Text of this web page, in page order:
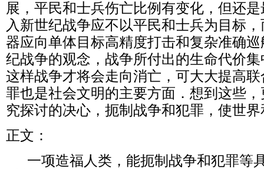
展，平民和士兵伤亡比例有变化，但还
入新世纪战争应不以平民和士兵为目标
器应向单体目标高精度打击和复杂准确
纪战争的观念，战争所付出的生命代价
这样战争才将会走向消亡，可大大提高
罪也是社会文明的主要方面．想到这些
究探讨的决心，扼制战争和犯罪，使世
正文：
一项造福人类，能扼制战争和犯罪等